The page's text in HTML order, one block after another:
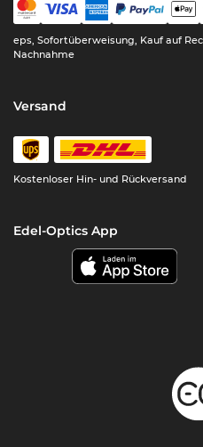
eps, Sofortüberweisung, Kauf auf
Nachnahme
Versand
Kostenloser Hin- und Rückversand
Edel-Optics App